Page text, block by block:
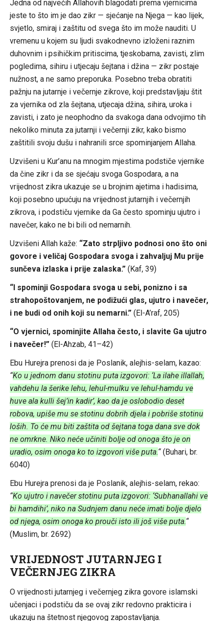
Jedna od najvećih Allahovih blagodati prema vjernicima
jeste to što im je dao zikr — sjećanje na Njega — kao lijek,
svjetlo, smiraj i zaštitu od svega što im može nauditi. U
vremenu u kojem su ljudi svakodnevno izloženi raznim
duhovnim i psihičkim pritiscima, tjeskobama, zavisti, zlim
pogledima, sihiru i utjecaju šejtana i džina — zikr postaje
nužnost, a ne samo preporuka. Posebno treba obratiti
pažnju na jutarnje i večernje zikrove, koji predstavljaju štit
za vjernika od zla šejtana, utjecaja džina, sihira, uroka i
zavisti, i zato je neophodno da svakoga dana odvojimo tih
nekoliko minuta za jutarnji i večernji zikr, kako bismo
zaštitili svoju dušu i nahranili srce spominjanjem Allaha.
Uzvišeni u Kur’anu na mnogim mjestima podstiče vjernike
da čine zikr i da se sjećaju svoga Gospodara, a na
vrijednost zikra ukazuje se u brojnim ajetima i hadisima,
koji posebno upućuju na vrijednost jutarnjih i večernjih
zikrova, i podstiču vjernike da Ga često spominju ujutro i
navečer, kako ne bi bili od nemarnih.
Uzvišeni Allah kaže: “Zato strpljivo podnosi ono što oni
govore i veličaj Gospodara svoga i zahvaljuj Mu prije
sunčeva izlaska i prije zalaska.”(Kaf, 39)
“I spominji Gospodara svoga u sebi, ponizno i sa
strahopoštovanjem, ne podižući glas, ujutro i navečer,
i ne budi od onih koji su nemarni.”(El-A’raf, 205)
“O vjernici, spominjite Allaha često, i slavite Ga ujutro
i navečer!”(El-Ahzab, 41–42)
Ebu Hurejra prenosi da je Poslanik, alejhis-selam, kazao:
“Ko u jednom danu stotinu puta izgovori: ‘La ilahe illallah,
vahdehu la šerike lehu, lehul-mulku ve lehul-hamdu ve
huve ala kulli šej’in kadir’, kao da je oslobodio deset
robova, upiše mu se stotinu dobrih djela i pobriše stotinu
loših. To će mu biti zaštita od šejtana toga dana sve dok
ne omrkne. Niko neće učiniti bolje od onoga što je on
uradio, osim onoga ko to izgovori više puta.“(Buhari, br.
6040)
Ebu Hurejra prenosi da je Poslanik, alejhis-selam, rekao:
“Ko ujutro i navečer stotinu puta izgovori: ‘Subhanallahi ve
bi hamdihi’, niko na Sudnjem danu neće imati bolje djelo
od njega, osim onoga ko prouči isto ili još više puta.“
(Muslim, br. 2692)
VRIJEDNOST JUTARNJEG I
VEČERNJEG ZIKRA
O vrijednosti jutarnjeg i večernjeg zikra govore islamski
učenjaci i podstiču da se ovaj zikr redovno prakticira i
ukazuju na štetnost njegovog zapostavljanja.